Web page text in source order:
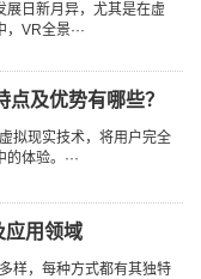
展日新月异，尤其是在虚
VR全景···
及优势有哪些？
拟现实技术，将用户完全
体验。···
应用领域
样，每种方式都有其独特